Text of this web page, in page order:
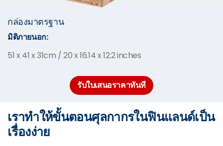
กล่องมาตรฐาน
มิติภายนอก:
51 x 41 x 31cm / 20 x 16.14 x 12.2 inches
รับใบเสนอราคาทันที
เราทำให้ขั้นตอนศุลกากรในฟินแลนด์เป็น
เรื่องง่าย